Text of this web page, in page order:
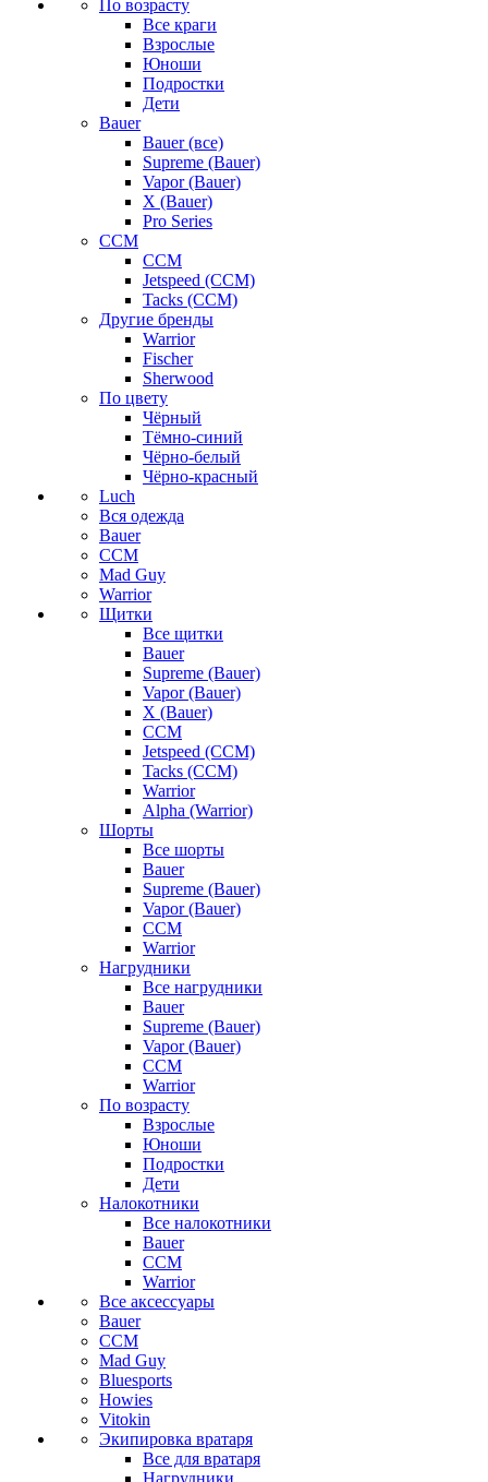
По возрасту
Все краги
Взрослые
Юноши
Подростки
Дети
Bauer
Bauer (все)
Supreme (Bauer)
Vapor (Bauer)
X (Bauer)
Pro Series
CCM
CCM
Jetspeed (CCM)
Tacks (CCM)
Другие бренды
Warrior
Fischer
Sherwood
По цвету
Чёрный
Тёмно-синий
Чёрно-белый
Чёрно-красный
Luch
Вся одежда
Bauer
CCM
Mad Guy
Warrior
Щитки
Все щитки
Bauer
Supreme (Bauer)
Vapor (Bauer)
X (Bauer)
CCM
Jetspeed (CCM)
Tacks (CCM)
Warrior
Alpha (Warrior)
Шорты
Все шорты
Bauer
Supreme (Bauer)
Vapor (Bauer)
CCM
Warrior
Нагрудники
Все нагрудники
Bauer
Supreme (Bauer)
Vapor (Bauer)
CCM
Warrior
По возрасту
Взрослые
Юноши
Подростки
Дети
Налокотники
Все налокотники
Bauer
CCM
Warrior
Все аксессуары
Bauer
CCM
Mad Guy
Bluesports
Howies
Vitokin
Экипировка вратаря
Все для вратаря
Нагрудники